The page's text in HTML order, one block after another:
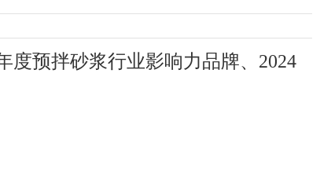
预拌砂浆行业影响力品牌、 2024